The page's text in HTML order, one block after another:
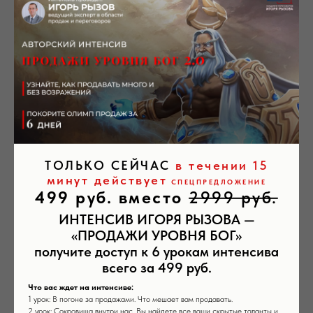
ТОЛЬКО СЕЙЧАС в течении 15
минут действует
СПЕЦПРЕДЛОЖЕНИЕ
499 руб. вместо2999 руб.
ИНТЕНСИВ ИГОРЯ РЫЗОВА —
«ПРОДАЖИ УРОВНЯ БОГ»
получите доступ к 6 урокам интенсива
всего за 499 руб.
Что вас ждет на интенсиве:
1 урок: В погоне за продажами. Что мешает вам продавать.
Что мешает вам продавать много
Впаривать или продавать
5 способов повысить свои продажи уже
завтра
Компетенции, которые важны для роста
в продажах